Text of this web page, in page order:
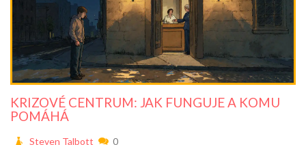
KRIZOVÉ CENTRUM: JAK FUNGUJE A KOMU
POMÁHÁ
Steven Talbott 0